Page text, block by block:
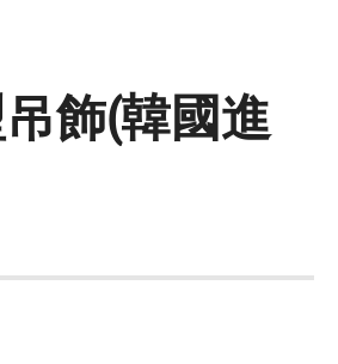
吊飾(韓國進